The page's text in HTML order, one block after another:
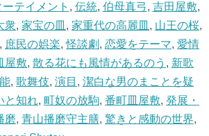
テイメント , 伝統, 伯母真弓, 吉田屋敷,
衆, 家宝の皿 , 家重代の高麗皿 , 山王の桜,
, 庶民の娯楽,怪談劇 , 恋愛をテーマ, 愛情
屋敷, 散る花にも風情があるのう , 新歌
, 歌舞伎, 演目 , 潔白な男のまことを疑
と知れ, 町奴の放駒, 番町皿屋敷, 発展・
磨, 青山播磨守主膳, 驚きと感動の世界,